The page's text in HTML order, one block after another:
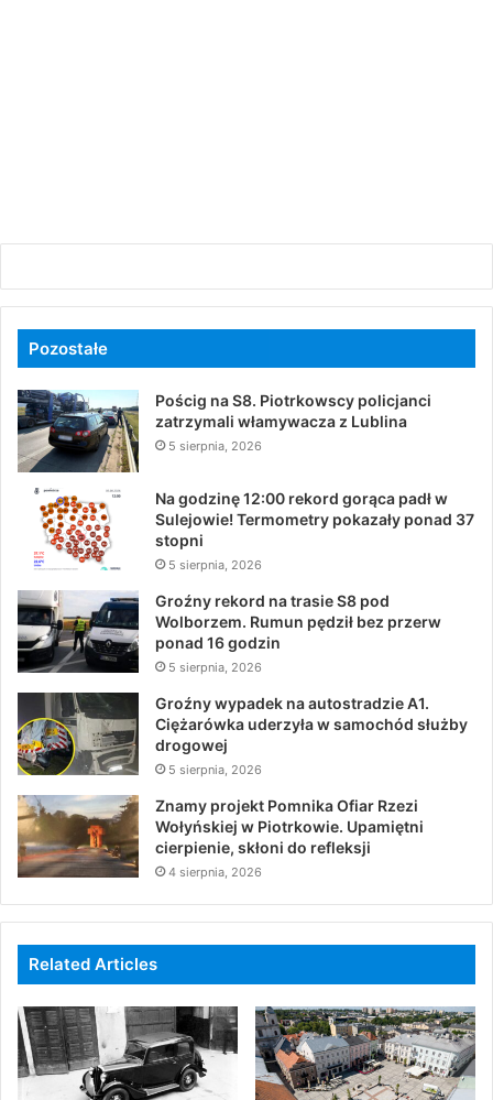
Pozostałe
Pościg na S8. Piotrkowscy policjanci
zatrzymali włamywacza z Lublina
5 sierpnia, 2026
Na godzinę 12:00 rekord gorąca padł w
Sulejowie! Termometry pokazały ponad 37
stopni
5 sierpnia, 2026
Groźny rekord na trasie S8 pod
Wolborzem. Rumun pędził bez przerw
ponad 16 godzin
5 sierpnia, 2026
Groźny wypadek na autostradzie A1.
Ciężarówka uderzyła w samochód służby
drogowej
5 sierpnia, 2026
Znamy projekt Pomnika Ofiar Rzezi
Wołyńskiej w Piotrkowie. Upamiętni
cierpienie, skłoni do refleksji
4 sierpnia, 2026
Related Articles